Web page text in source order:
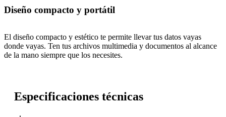
Diseño compacto y portátil
El diseño compacto y estético te permite llevar tus datos vayas
donde vayas. Ten tus archivos multimedia y documentos al alcance
de la mano siempre que los necesites.
Especificaciones técnicas